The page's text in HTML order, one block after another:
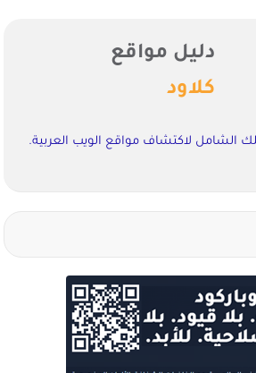
دليل مواقع
كلاود
الشامل لاكتشاف مواقع الويب العربية.